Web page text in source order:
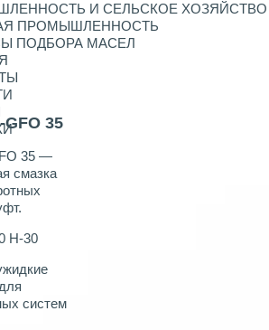
И СЕЛЬСКОЕ ХОЗЯЙСТВО
ПРОМЫШЛЕННОСТЬ
ПОДБОРА МАСЕЛ
GFO 35
35 —
смазка
H-30
систем